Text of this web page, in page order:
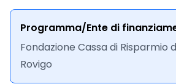
Programma/Ente di
Fondazione Cassa di Risparmio
Rovigo